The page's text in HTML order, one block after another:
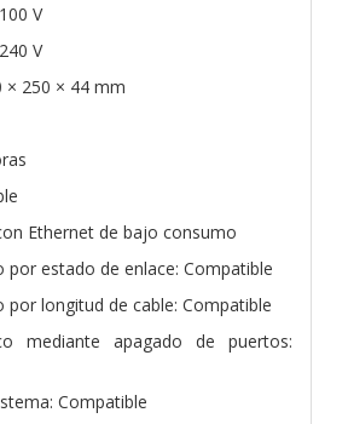
V
V
× 250 × 44 mm
Ethernet de bajo consumo
por estado de enlace: Compatible
por longitud de cable: Compatible
mediante apagado de puertos:
Compatible